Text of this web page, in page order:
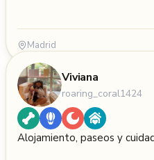
Madrid
Viviana
roaring_coral1424
Alojamiento, paseos y